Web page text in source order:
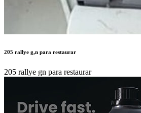
205 rallye g,n para restaurar
205 rallye gn para restaurar